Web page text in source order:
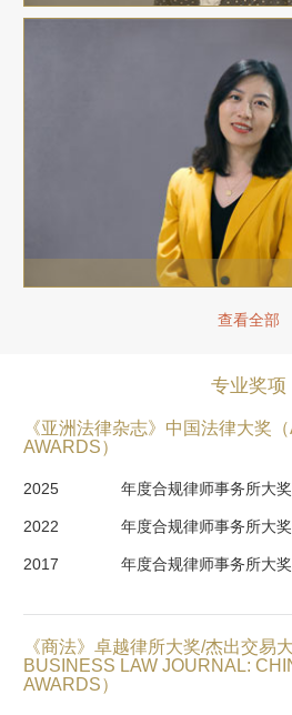
查看全部
专业奖项
《亚洲法律杂志》中国法律大奖
AWARDS）
2025 年度合规律师事务所大奖
2022 年度合规律师事务所大奖
2017 年度合规律师事务所大奖
《商法》卓越律所大奖/杰出交易
BUSINESS LAW JOURNAL:
AWARDS）